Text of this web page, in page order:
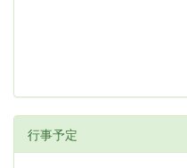
行事予定